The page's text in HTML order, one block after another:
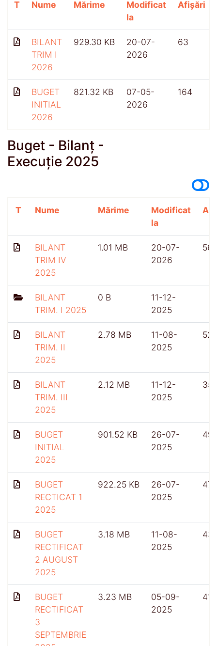
T Nume Mărime
Modificat
la
Afișări
BILANT
TRIM I
2026
929.30 KB
20-07-
2026
63
BUGET
INITIAL
2026
821.32 KB
07-05-
2026
164
Buget - Bilanț -
Execuție 2025
T Nume Mărime
Modificat
la
BILANT
TRIM IV
2025
1.01 MB
20-07-
2026
56
BILANT
TRIM. I 2025
0 B
11-12-
2025
BILANT
TRIM. II
2025
2.78 MB
11-08-
2025
521
BILANT
TRIM. III
2025
2.12 MB
11-12-
2025
BUGET
INITIAL
2025
901.52 KB
26-07-
2025
BUGET
RECTICAT 1
2025
922.25 KB
26-07-
2025
BUGET
RECTIFICAT
2 AUGUST
2025
3.18 MB
11-08-
2025
BUGET
RECTIFICAT
3
SEPTEMBRIE
3.23 MB
05-09-
2025
419